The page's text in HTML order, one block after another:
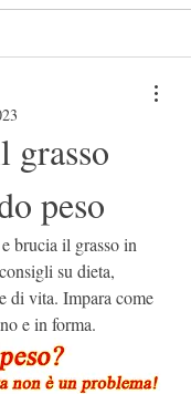
grasso
peso
brucia il grasso in
su dieta,
di vita. Impara come
e in forma.